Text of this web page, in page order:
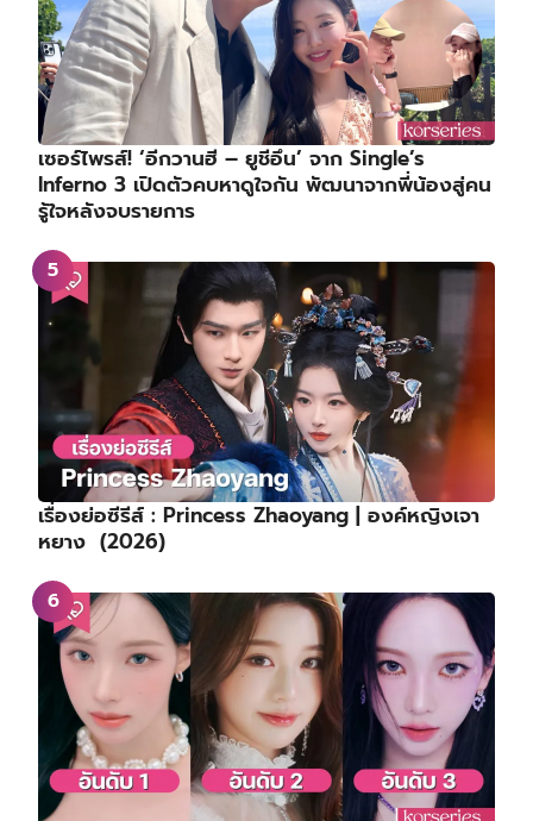
เซอร์ไพรส์! ‘อีกวานฮี – ยูชีอึน’ จาก Single’s
Inferno 3 เปิดตัวคบหาดูใจกัน พัฒนาจากพี่น้องสู่คน
รู้ใจหลังจบรายการ
เรื่องย่อซีรีส์ : Princess Zhaoyang | องค์หญิงเจา
หยาง (2026)